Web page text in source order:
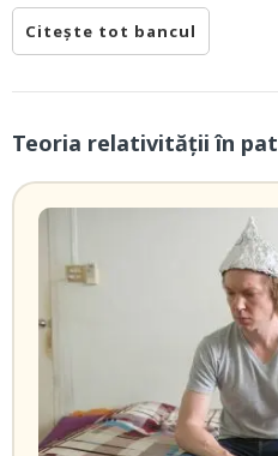
Citește tot bancul
Teoria relativității în pat